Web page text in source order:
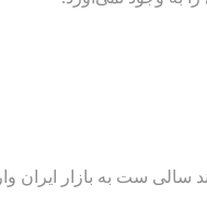
ست به بازار ایران